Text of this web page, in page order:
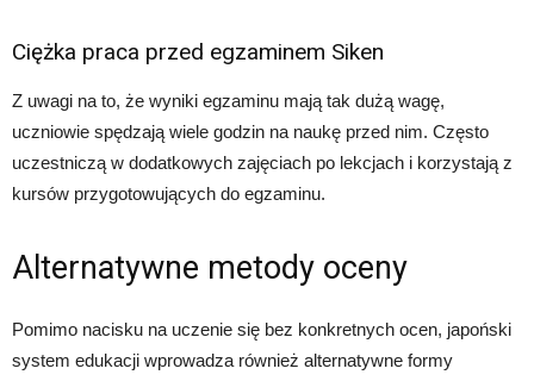
Ciężka praca przed egzaminem Siken
Z uwagi na to, że wyniki egzaminu mają tak dużą wagę,
uczniowie spędzają wiele godzin na naukę przed nim. Często
uczestniczą w dodatkowych zajęciach po lekcjach i korzystają z
kursów przygotowujących do egzaminu.
Alternatywne metody oceny
Pomimo nacisku na uczenie się bez konkretnych ocen, japoński
system edukacji wprowadza również alternatywne formy